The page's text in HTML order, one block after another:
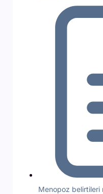
Menopoz belirtileri